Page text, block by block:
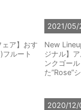
ェア】おす
ルート
2021/05/
New
ジナル】
ンクゴー
た”Rose”
2020/12/